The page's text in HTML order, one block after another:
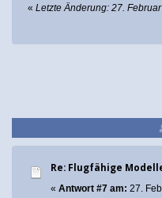
« Letzte Änderung: 27.
Re: Flugfähige
« Antwort #7 am: 27.